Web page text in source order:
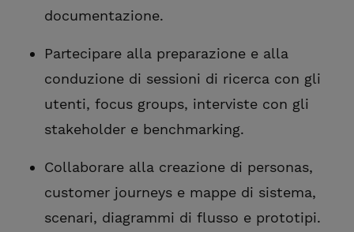
documentazione.
Partecipare alla preparazione e alla
conduzione di sessioni di ricerca con gli
utenti, focus groups, interviste con gli
stakeholder e benchmarking.
Collaborare alla creazione di personas,
customer journeys e mappe di sistema,
scenari, diagrammi di flusso e prototipi.